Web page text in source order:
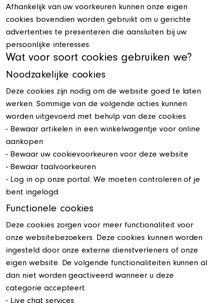
Afhankelijk van uw voorkeuren kunnen onze eigen
cookies bovendien worden gebruikt om u gerichte
advertenties te presenteren die aansluiten bij uw
persoonlijke interesses.
Wat voor soort cookies gebruiken we?
Noodzakelijke cookies
Deze cookies zijn nodig om de website goed te laten
werken. Sommige van de volgende acties kunnen
worden uitgevoerd met behulp van deze cookies.
- Bewaar artikelen in een winkelwagentje voor online
aankopen
- Bewaar uw cookievoorkeuren voor deze website
- Bewaar taalvoorkeuren
- Log in op onze portal. We moeten controleren of je
bent ingelogd.
Functionele cookies
Deze cookies zorgen voor meer functionaliteit voor
onze websitebezoekers. Deze cookies kunnen worden
ingesteld door onze externe dienstverleners of onze
eigen website. De volgende functionaliteiten kunnen al
dan niet worden geactiveerd wanneer u deze
categorie accepteert.